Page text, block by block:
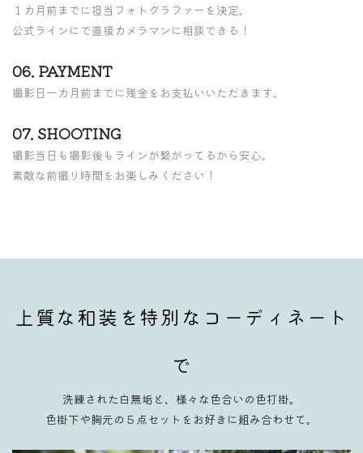
１カ月前までに担当フォトグラファーを決定。
公式ラインにで直接カメラマンに相談できる！
06. PAYMENT
撮影日一カ月前までに残金をお支払いいただきます。
07. SHOOTING
撮影当日も撮影後もラインが繋がってるから安心。
素敵な前撮り時間をお楽しみください！
上質な和装を特別なコーディネート
で
洗練された白無垢と、様々な色合いの色打掛。
色掛下や胸元の５点セットをお好きに組み合わせて。